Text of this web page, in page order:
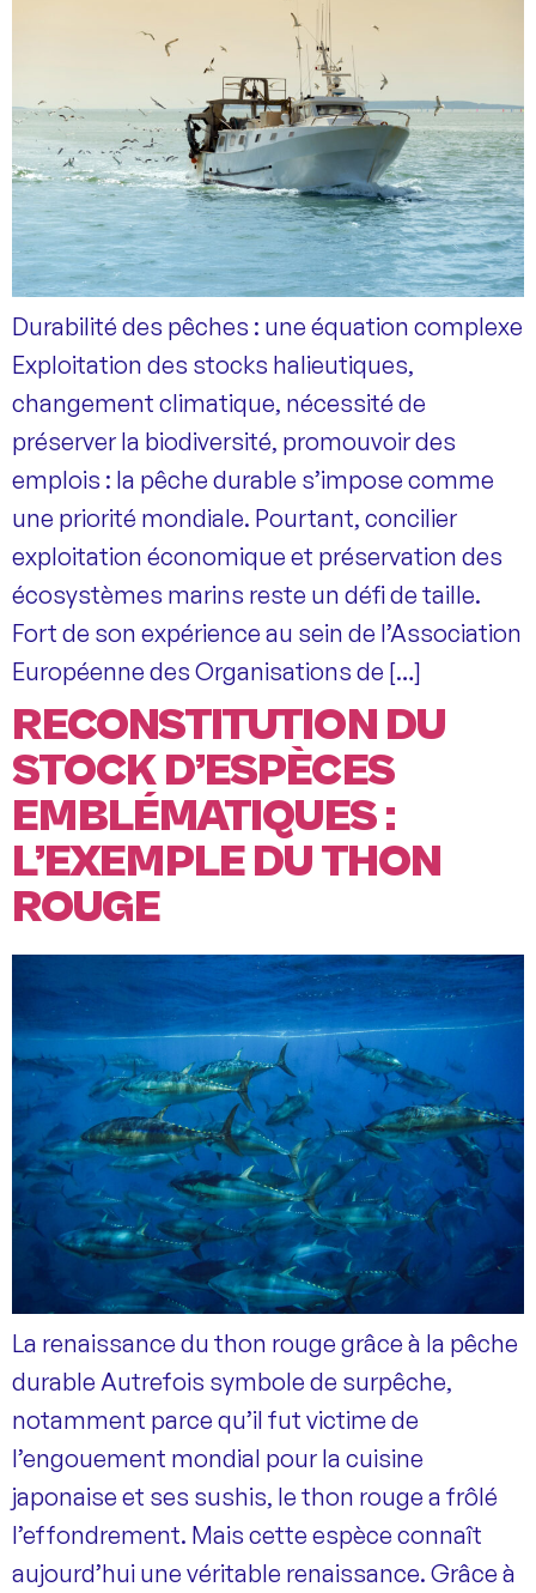
Durabilité des pêches : une équation complexe
Exploitation des stocks halieutiques,
changement climatique, nécessité de
préserver la biodiversité, promouvoir des
emplois : la pêche durable s’impose comme
une priorité mondiale. Pourtant, concilier
exploitation économique et préservation des
écosystèmes marins reste un défi de taille.
Fort de son expérience au sein de l’Association
Européenne des Organisations de […]
RECONSTITUTION DU
STOCK D’ESPÈCES
EMBLÉMATIQUES :
L’EXEMPLE DU THON
ROUGE
La renaissance du thon rouge grâce à la pêche
durable Autrefois symbole de surpêche,
notamment parce qu’il fut victime de
l’engouement mondial pour la cuisine
japonaise et ses sushis, le thon rouge a frôlé
l’effondrement. Mais cette espèce connaît
aujourd’hui une véritable renaissance. Grâce à